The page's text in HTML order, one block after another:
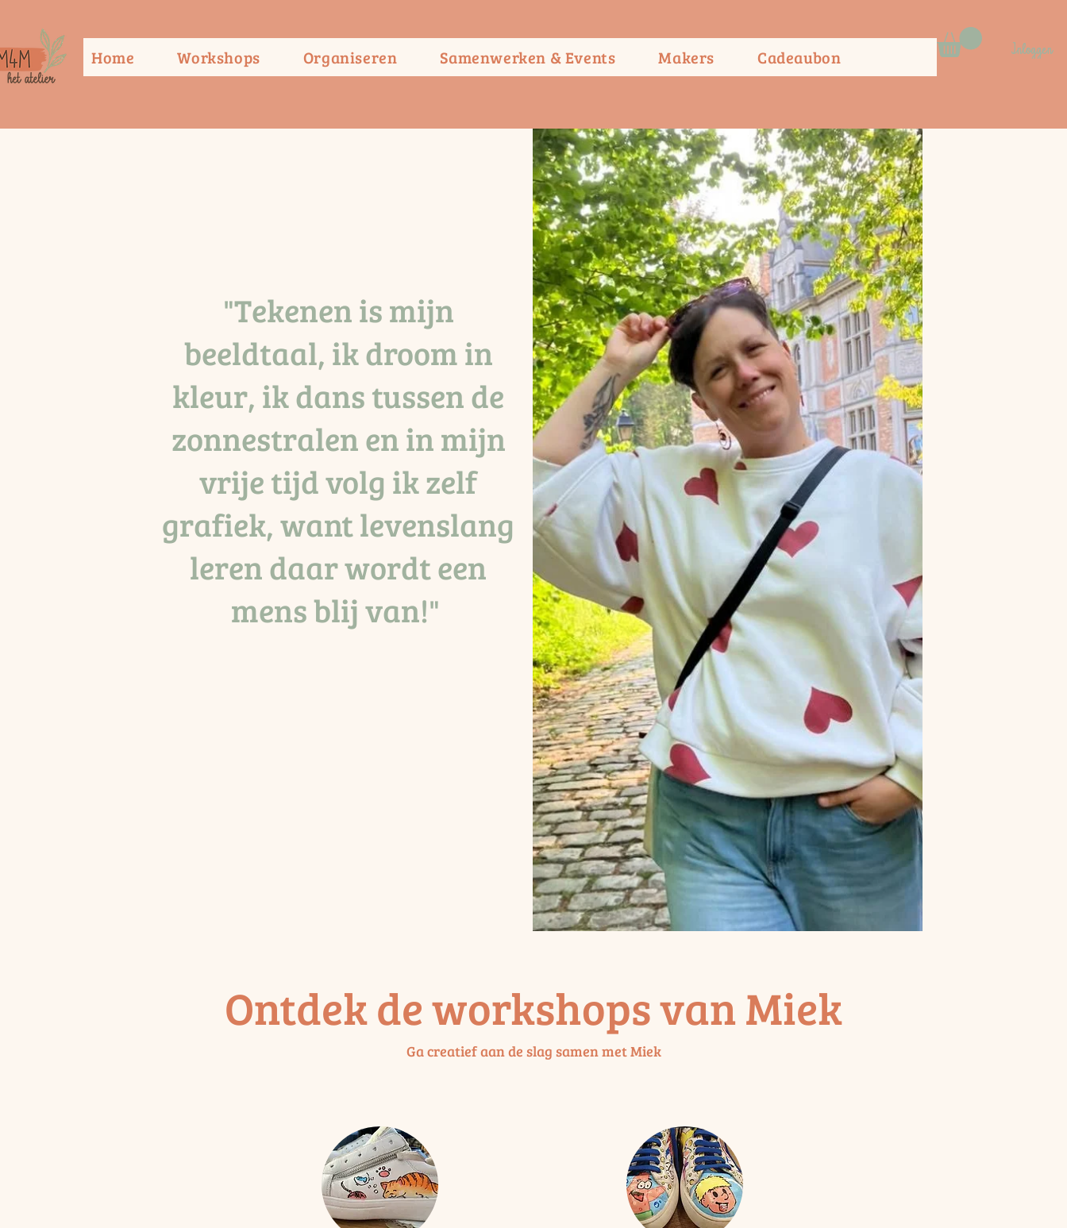
Home Workshops Organiseren Samenwerken & Events Makers Cadeaubon Inloggen
"Tekenen is mijn
beeldtaal, ik droom in
kleur, ik dans tussen de
zonnestralen en in mijn
vrije tijd volg ik zelf
grafiek, want levenslang
leren daar wordt een
mens blij van!"
Ontdek de workshops van Miek
Ga creatief aan de slag samen met Miek